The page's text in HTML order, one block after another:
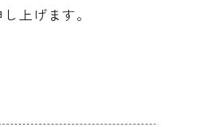
上げます。